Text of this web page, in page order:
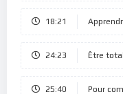
18:21
24:23 Être
25:40 Pour